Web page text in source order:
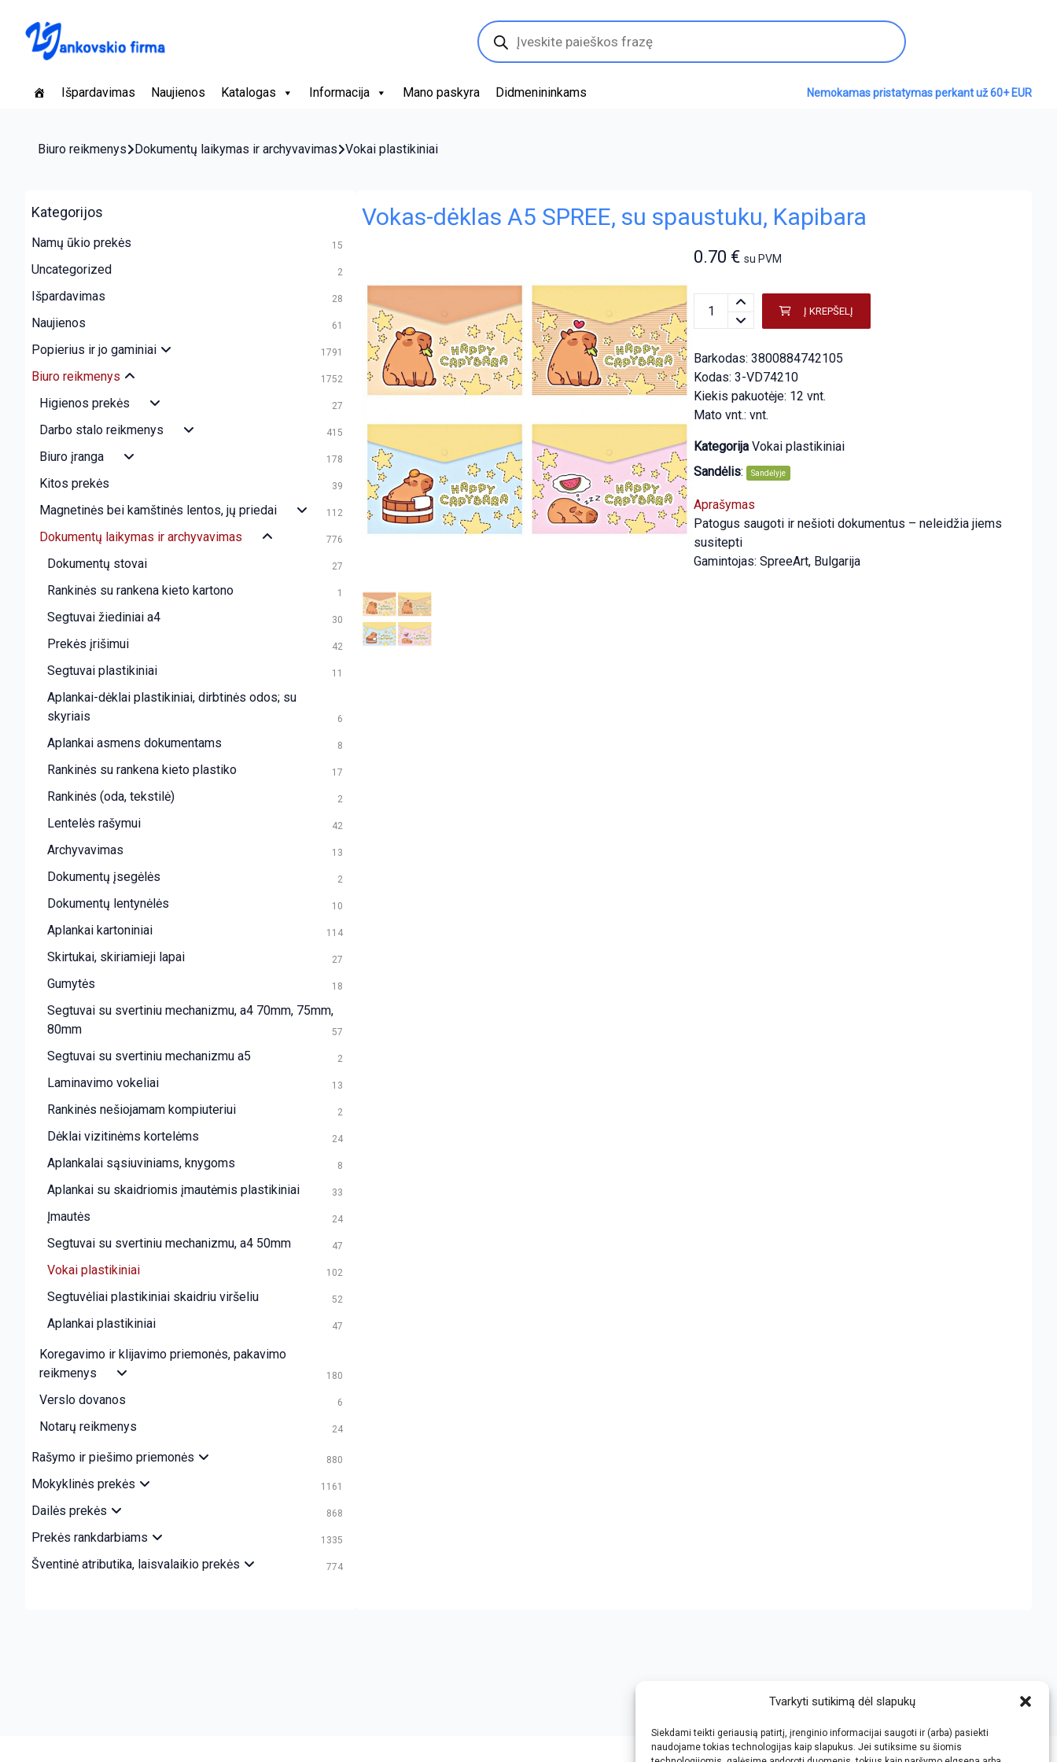
Tvarkyti sutikimą dėl slapukų
Siekdami teikti geriausią patirtį, įrenginio informacijai saugoti ir (arba) pasiekti
naudojame tokias technologijas kaip slapukus. Jei sutiksime su šiomis
Products
search
Išpardavimas Naujienos Katalogas Informacija Mano paskyra Didmenininkams Nemokamas pristatymas perkant už 60+ EUR
Biuro reikmenys Dokumentų laikymas ir archyvavimas Vokai plastikiniai
Kategorijos
Namų ūkio prekės 15
Uncategorized 2
Išpardavimas 28
Naujienos 61
Popierius ir jo gaminiai 1791
Biuro reikmenys 1752
Higienos prekės 27
Darbo stalo reikmenys 415
Biuro įranga 178
Kitos prekės 39
Magnetinės bei kamštinės lentos, jų priedai 112
Dokumentų laikymas ir archyvavimas 776
Dokumentų stovai 27
Rankinės su rankena kieto kartono 1
Segtuvai žiediniai a4 30
Prekės įrišimui 42
Segtuvai plastikiniai 11
Aplankai-dėklai plastikiniai, dirbtinės odos; su
skyriais
6
Aplankai asmens dokumentams 8
Rankinės su rankena kieto plastiko 17
Rankinės (oda, tekstilė) 2
Lentelės rašymui 42
Archyvavimas 13
Dokumentų įsegėlės 2
Dokumentų lentynėlės 10
Aplankai kartoniniai 114
Skirtukai, skiriamieji lapai 27
Gumytės 18
Segtuvai su svertiniu mechanizmu, a4 70mm, 75mm,
80mm
57
Segtuvai su svertiniu mechanizmu a5 2
Laminavimo vokeliai 13
Rankinės nešiojamam kompiuteriui 2
Dėklai vizitinėms kortelėms 24
Aplankalai sąsiuviniams, knygoms 8
Aplankai su skaidriomis įmautėmis plastikiniai 33
Įmautės 24
Segtuvai su svertiniu mechanizmu, a4 50mm 47
Vokai plastikiniai 102
Segtuvėliai plastikiniai skaidriu viršeliu 52
Aplankai plastikiniai 47
Koregavimo ir klijavimo priemonės, pakavimo
reikmenys
180
Verslo dovanos 6
Notarų reikmenys 24
Rašymo ir piešimo priemonės 880
Mokyklinės prekės 1161
Dailės prekės 868
Prekės rankdarbiams 1335
Šventinė atributika, laisvalaikio prekės 774
Vokas-dėklas A5 SPREE, su spaustuku, Kapibara
0.70 € su PVM
Į KREPŠELĮ
Barkodas: 3800884742105
Kodas: 3-VD74210
Kiekis pakuotėje: 12 vnt.
Mato vnt.: vnt.
Kategorija Vokai plastikiniai
Sandėlis: Sandėlyje
Aprašymas
Patogus saugoti ir nešioti dokumentus – neleidžia jiems
susitepti
Gamintojas: SpreeArt, Bulgarija